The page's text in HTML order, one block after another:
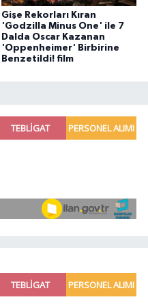
Gişe Rekorları Kıran
'Godzilla Minus One' ile 7
Dalda Oscar Kazanan
'Oppenheimer' Birbirine
Benzetildi! film